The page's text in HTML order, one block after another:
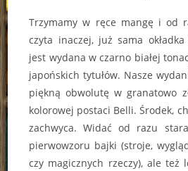
Trzymamy w ręce mangę i od
czyta inaczej, już sama
jest wydana w czarno białej
japońskich tytułów. Nasze
piękną obwolutę w granatowo
kolorowej postaci Belli. Środek,
zachwyca. Widać od razu
pierwowzoru bajki (stroje,
czy magicznych rzeczy), ale też